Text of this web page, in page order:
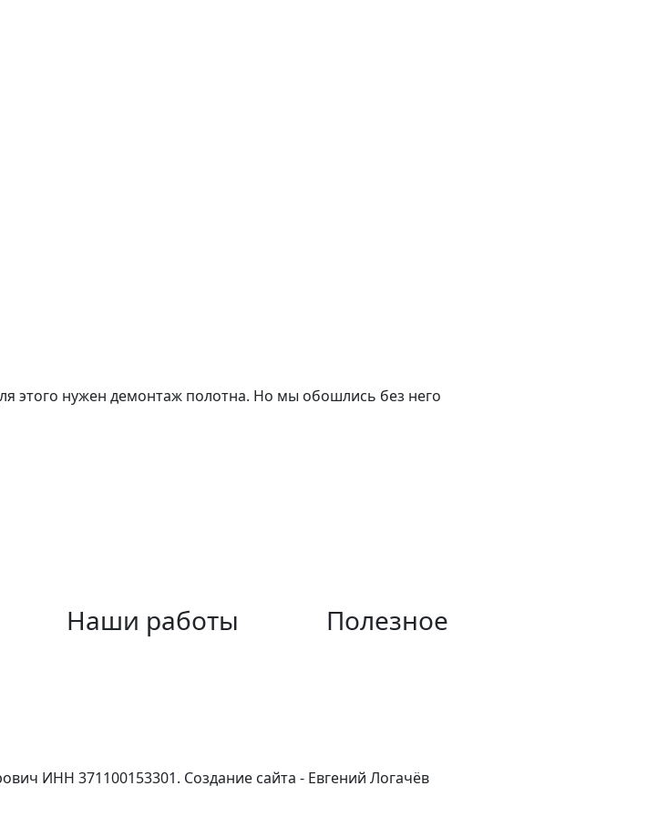
этого нужен демонтаж полотна. Но мы обошлись без него
Наши работы Полезное
ИНН 371100153301. Создание сайта - Евгений Логачёв